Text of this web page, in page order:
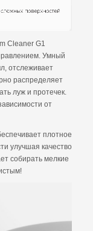
Cleaner G1
Умный
отслеживает
распределяет
луж и протечек.
от
плотное
улучшая качество
собирать мелкие